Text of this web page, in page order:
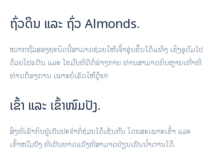
ຖົ່ວດິນ ແລະ ຖົ່ວ Almonds.
ໝາກຖົ່ວສອງຊະນິດນີ້ສາມາດຊ່ວຍໃຫ້ເຈົ້າອຸ່ນຂຶ້ນໄດ້ແທ້ໆ ເຊິ່ງອຸດົມໄປ
ດ້ວຍໂປຣຕີນ ແລະ ໄຂມັນທີ່ດີຕໍ່ຮ່າງກາຍ ທ່ານສາມາດກິນຫຼາຍເທົ່າທີ່
ທ່ານຕ້ອງການ ເພາະບໍ່ເຮັດໃຫ້ຕຸ້ຍ!!
ເຂົ້າ ແລະ ເຂົ້າໜົມປັງ.
ສິ່ງທີ່ເຮົາກິນຢູ່ເປັນປະຈຳກໍ່ຊ່ວຍໄດ້ເຊັ່ນກັນ ໂດຍສະເພາະເຂົ້າ ແລະ
ເຂົ້າໜົມປັງ ທີ່ເປັນທາດແປ້ງທີ່ສາມາດປ່ຽນເປັນນໍ້າຕານໄດ້.